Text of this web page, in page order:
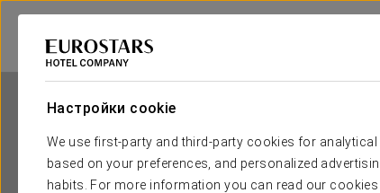
Настройки cookie
We use first-party and third-party cookies for
based on your preferences, and personalized
habits. For more information you can read our